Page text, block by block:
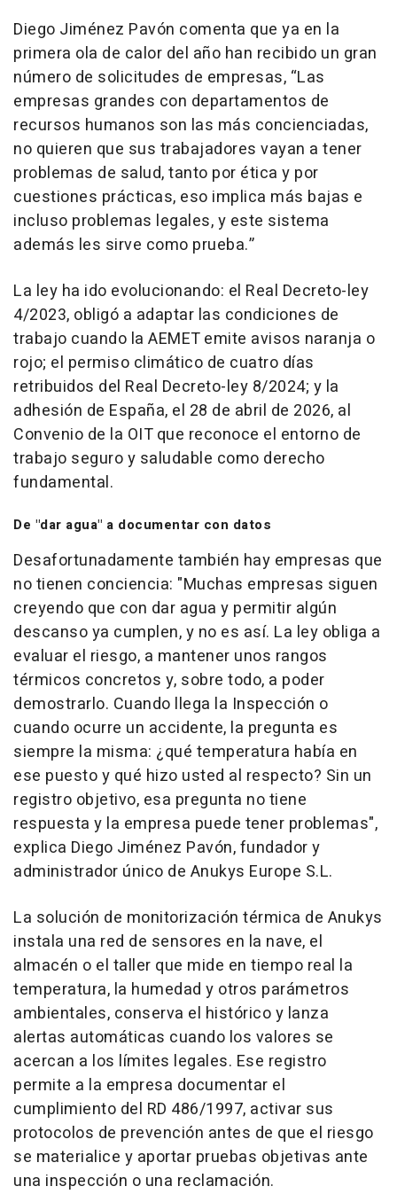
Diego Jiménez Pavón comenta que ya en la
primera ola de calor del año han recibido un gran
número de solicitudes de empresas, “Las
empresas grandes con departamentos de
recursos humanos son las más concienciadas,
no quieren que sus trabajadores vayan a tener
problemas de salud, tanto por ética y por
cuestiones prácticas, eso implica más bajas e
incluso problemas legales, y este sistema
además les sirve como prueba.”
La ley ha ido evolucionando: el Real Decreto-ley
4/2023, obligó a adaptar las condiciones de
trabajo cuando la AEMET emite avisos naranja o
rojo; el permiso climático de cuatro días
retribuidos del Real Decreto-ley 8/2024; y la
adhesión de España, el 28 de abril de 2026, al
Convenio de la OIT que reconoce el entorno de
trabajo seguro y saludable como derecho
fundamental.
De "dar agua" a documentar con datos
Desafortunadamente también hay empresas que
no tienen conciencia: "Muchas empresas siguen
creyendo que con dar agua y permitir algún
descanso ya cumplen, y no es así. La ley obliga a
evaluar el riesgo, a mantener unos rangos
térmicos concretos y, sobre todo, a poder
demostrarlo. Cuando llega la Inspección o
cuando ocurre un accidente, la pregunta es
siempre la misma: ¿qué temperatura había en
ese puesto y qué hizo usted al respecto? Sin un
registro objetivo, esa pregunta no tiene
respuesta y la empresa puede tener problemas",
explica Diego Jiménez Pavón, fundador y
administrador único de Anukys Europe S.L.
La solución de monitorización térmica de Anukys
instala una red de sensores en la nave, el
almacén o el taller que mide en tiempo real la
temperatura, la humedad y otros parámetros
ambientales, conserva el histórico y lanza
alertas automáticas cuando los valores se
acercan a los límites legales. Ese registro
permite a la empresa documentar el
cumplimiento del RD 486/1997, activar sus
protocolos de prevención antes de que el riesgo
se materialice y aportar pruebas objetivas ante
una inspección o una reclamación.